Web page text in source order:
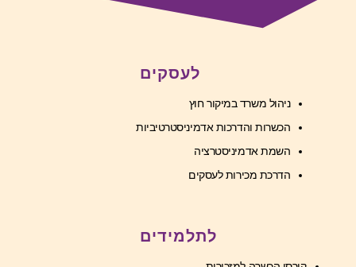
לעסקים
ניהול משרד במיקור חוץ
הכשרות והדרכות אדמיניסטרטיביות
השמת אדמיניסטרציה
הדרכת מכירות לעסקים
לתלמידים